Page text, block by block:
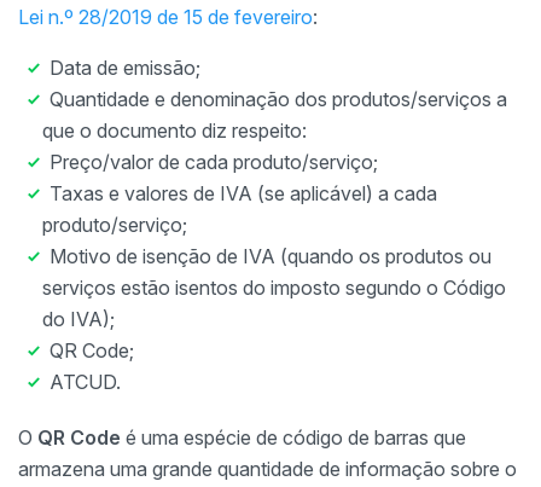
Lei n.º 28/2019 de 15 de fevereiro:
Data de emissão;
Quantidade e denominação dos produtos/serviços a
que o documento diz respeito:
Preço/valor de cada produto/serviço;
Taxas e valores de IVA (se aplicável) a cada
produto/serviço;
Motivo de isenção de IVA (quando os produtos ou
serviços estão isentos do imposto segundo o Código
do IVA);
QR Code;
ATCUD.
O QR Code é uma espécie de código de barras que
armazena uma grande quantidade de informação sobre o